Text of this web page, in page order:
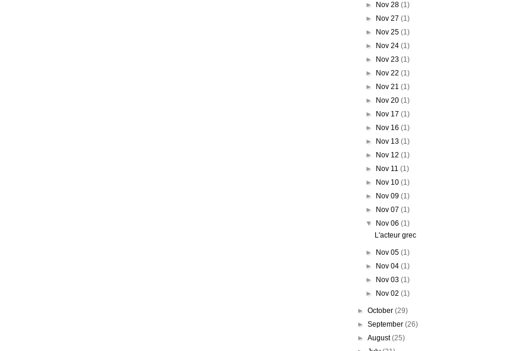
►
Nov 28(1)
►
Nov 27(1)
►
Nov 25(1)
►
Nov 24(1)
►
Nov 23(1)
►
Nov 22(1)
►
Nov 21(1)
►
Nov 20(1)
►
Nov 17(1)
►
Nov 16(1)
►
Nov 13(1)
►
Nov 12(1)
►
Nov 11(1)
►
Nov 10(1)
►
Nov 09(1)
►
Nov 07(1)
▼
Nov 06(1)
L'acteur grec
► Nov 05(1)
►
Nov 04(1)
►
Nov 03(1)
►
Nov 02(1)
► October (29)
► September (26)
► August(25)